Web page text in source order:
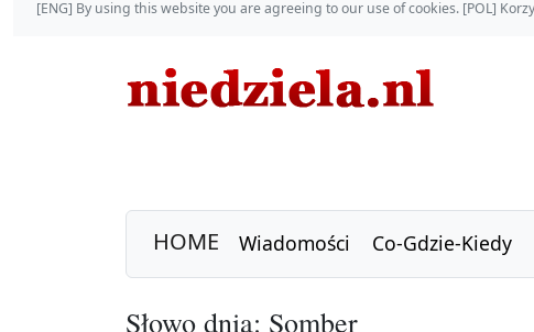
[ENG] By using this website you are agreeing to our use of cookies. [POL]
HOME Wiadomości Co-Gdzie-Kiedy
Słowo dnia: Somber